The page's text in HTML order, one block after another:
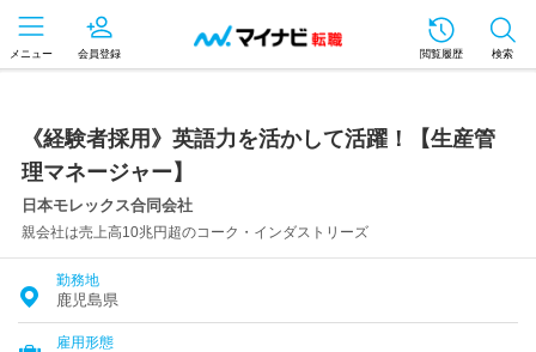
メニュー 会員登録 閲覧履歴 検索
《経験者採用》英語力を活かして活躍！【生産管
理マネージャー】
日本モレックス合同会社
親会社は売上高10兆円超のコーク・インダストリーズ
勤務地
鹿児島県
雇用形態